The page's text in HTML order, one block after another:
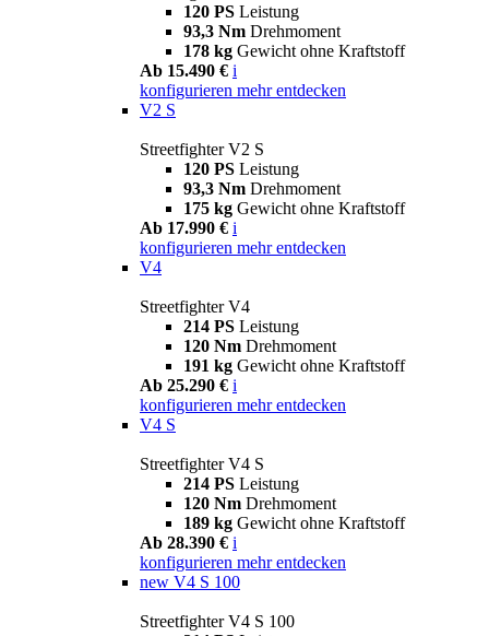
120 PS Leistung
93,3 Nm Drehmoment
178 kg Gewicht ohne Kraftstoff
Ab 15.490 € i
konfigurieren mehr entdecken
V2 S
Streetfighter V2 S
120 PS Leistung
93,3 Nm Drehmoment
175 kg Gewicht ohne Kraftstoff
Ab 17.990 € i
konfigurieren mehr entdecken
V4
Streetfighter V4
214 PS Leistung
120 Nm Drehmoment
191 kg Gewicht ohne Kraftstoff
Ab 25.290 € i
konfigurieren mehr entdecken
V4 S
Streetfighter V4 S
214 PS Leistung
120 Nm Drehmoment
189 kg Gewicht ohne Kraftstoff
Ab 28.390 € i
konfigurieren mehr entdecken
new V4 S 100
Streetfighter V4 S 100